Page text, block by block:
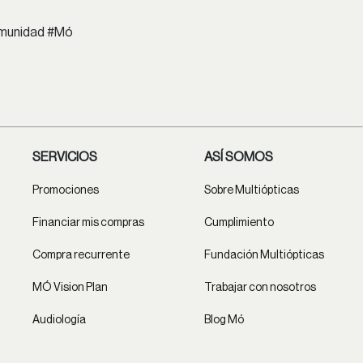
#Mó
SERVICIOS
Promociones
Financiar mis compras
Compra recurrente
MÓ Vision Plan
Audiología
ASÍ SOMOS
Sobre Multiópticas
Cumplimiento
Fundación Multiópticas
Trabajar con nosotros
Blog Mó